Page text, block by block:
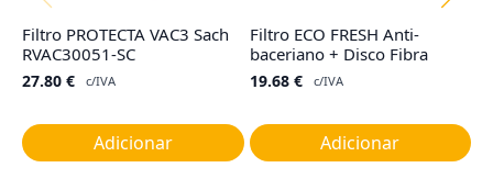
Filtro PROTECTA VAC3 Sach
RVAC30051-SC
27.80 € c/IVA
Adicionar
Filtro ECO FRESH Anti-
baceriano + Disco Fibra
19.68 € c/IVA
Adicionar